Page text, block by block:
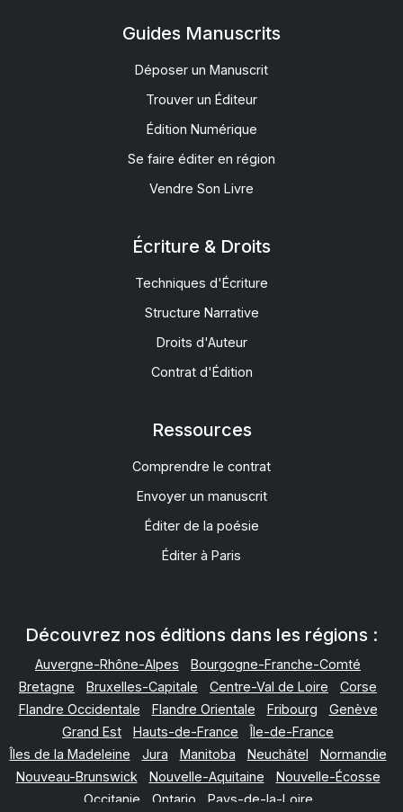
Guides Manuscrits
Déposer un Manuscrit
Trouver un Éditeur
Édition Numérique
Se faire éditer en région
Vendre Son Livre
Écriture & Droits
Techniques d'Écriture
Structure Narrative
Droits d'Auteur
Contrat d'Édition
Ressources
Comprendre le contrat
Envoyer un manuscrit
Éditer de la poésie
Éditer à Paris
Découvrez nos éditions dans les régions :
Auvergne-Rhône-Alpes
Bourgogne-Franche-Comté
Bretagne
Bruxelles-Capitale Centre-Val de Loire
Corse
Flandre Occidentale
Flandre Orientale Fribourg
Genève
Grand Est
Hauts-de-France
Île-de-France
Îles de la Madeleine
Jura Manitoba Neuchâtel
Normandie
Nouveau-Brunswick
Nouvelle-Aquitaine
Nouvelle-Écosse
Occitanie
Ontario Pays-de-la-Loire